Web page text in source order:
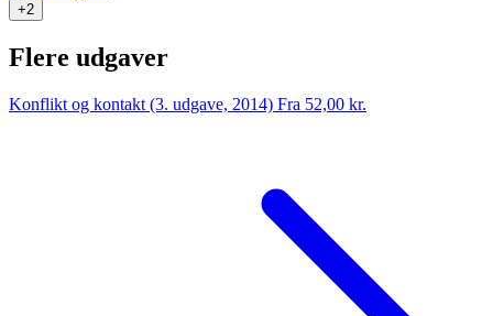
+2
Flere udgaver
Konflikt og kontakt (3. udgave, 2014) Fra 52,00 kr.